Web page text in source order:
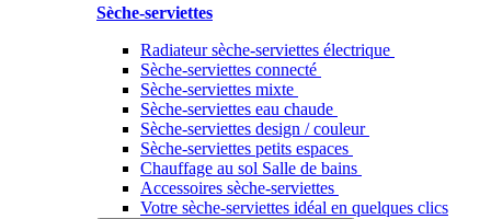
Sèche-serviettes
Radiateur sèche-serviettes électrique
Sèche-serviettes connecté
Sèche-serviettes mixte
Sèche-serviettes eau chaude
Sèche-serviettes design / couleur
Sèche-serviettes petits espaces
Chauffage au sol Salle de bains
Accessoires sèche-serviettes
Votre sèche-serviettes idéal en quelques clics